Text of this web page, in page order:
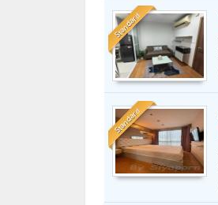
Standard
Standard